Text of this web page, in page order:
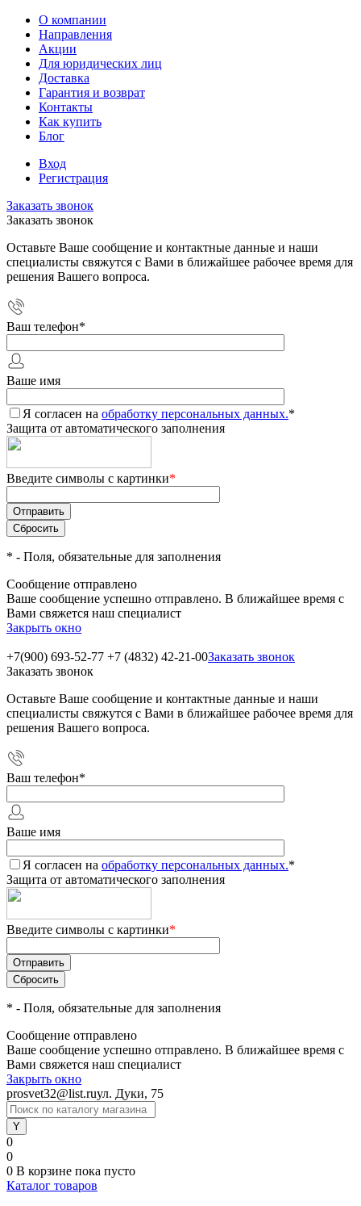
О компании
Направления
Акции
Для юридических лиц
Доставка
Гарантия и возврат
Контакты
Как купить
Блог
Вход
Регистрация
Заказать звонок
Заказать звонок
Оставьте Ваше сообщение и контактные данные и наши
специалисты свяжутся с Вами в ближайшее рабочее время для
решения Вашего вопроса.
Ваш телефон*
Ваше имя
Я согласен на обработку персональных данных.*
Защита от автоматического заполнения
Введите символы с картинки*
* - Поля, обязательные для заполнения
Сообщение отправлено
Ваше сообщение успешно отправлено. В ближайшее время с
Вами свяжется наш специалист
Закрыть окно
+7(900) 693-52-77 +7 (4832) 42-21-00Заказать звонок
Заказать звонок
Оставьте Ваше сообщение и контактные данные и наши
специалисты свяжутся с Вами в ближайшее рабочее время для
решения Вашего вопроса.
Ваш телефон*
Ваше имя
Я согласен на обработку персональных данных.*
Защита от автоматического заполнения
Введите символы с картинки*
* - Поля, обязательные для заполнения
Сообщение отправлено
Ваше сообщение успешно отправлено. В ближайшее время с
Вами свяжется наш специалист
Закрыть окно
prosvet32@list.ruул. Дуки, 75
0
0
0 В корзине пока пусто
Каталог товаров